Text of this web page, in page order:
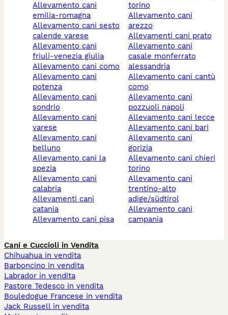
allevamento cani
emilia-romagna
allevamento cani sesto
calende varese
allevamento cani
friuli-venezia giulia
allevamento cani como
allevamento cani
potenza
allevamento cani
sondrio
allevamento cani
varese
allevamento cani
belluno
allevamento cani la
spezia
allevamento cani
calabria
allevamenti cani
catania
allevamento cani pisa
torino
allevamento cani
arezzo
allevamenti cani prato
allevamento cani
casale monferrato
alessandria
allevamento cani cantù
como
allevamento cani
pozzuoli napoli
allevamento cani lecce
allevamento cani bari
allevamento cani
gorizia
allevamento cani chieri
torino
allevamento cani
trentino-alto
adige/südtirol
allevamento cani
campania
Cani e Cuccioli in Vendita
Chihuahua in vendita
Barboncino in vendita
Labrador in vendita
Pastore Tedesco in vendita
Bouledogue Francese in vendita
Jack Russell in vendita